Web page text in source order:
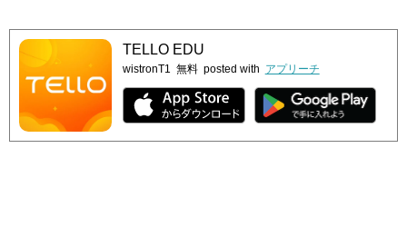
TELLO EDU
wistronT1 無料 posted with アプリーチ